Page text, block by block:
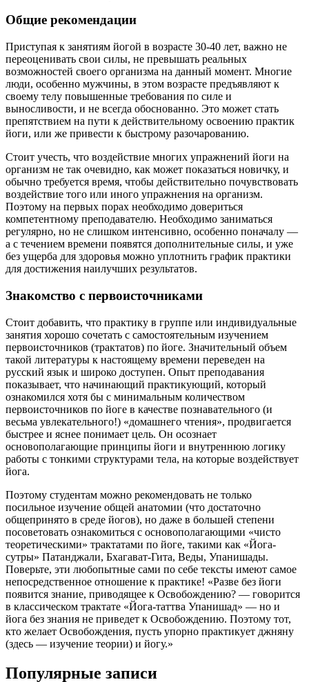
Общие рекомендации
Приступая к занятиям йогой в возрасте 30-40 лет, важно не
переоценивать свои силы, не превышать реальных
возможностей своего организма на данный момент. Многие
люди, особенно мужчины, в этом возрасте предъявляют к
своему телу повышенные требования по силе и
выносливости, и не всегда обоснованно. Это может стать
препятствием на пути к действительному освоению практик
йоги, или же привести к быстрому разочарованию.
Стоит учесть, что воздействие многих упражнений йоги на
организм не так очевидно, как может показаться новичку, и
обычно требуется время, чтобы действительно почувствовать
воздействие того или иного упражнения на организм.
Поэтому на первых порах необходимо довериться
компетентному преподавателю. Необходимо заниматься
регулярно, но не слишком интенсивно, особенно поначалу —
а с течением времени появятся дополнительные силы, и уже
без ущерба для здоровья можно уплотнить график практики
для достижения наилучших результатов.
Знакомство с первоисточниками
Стоит добавить, что практику в группе или индивидуальные
занятия хорошо сочетать с самостоятельным изучением
первоисточников (трактатов) по йоге. Значительный объем
такой литературы к настоящему времени переведен на
русский язык и широко доступен. Опыт преподавания
показывает, что начинающий практикующий, который
ознакомился хотя бы с минимальным количеством
первоисточников по йоге в качестве познавательного (и
весьма увлекательного!) «домашнего чтения», продвигается
быстрее и яснее понимает цель. Он осознает
основополагающие принципы йоги и внутреннюю логику
работы с тонкими структурами тела, на которые воздействует
йога.
Поэтому студентам можно рекомендовать не только
посильное изучение общей анатомии (что достаточно
общепринято в среде йогов), но даже в большей степени
посоветовать ознакомиться с основополагающими «чисто
теоретическими» трактатами по йоге, такими как «Йога-
сутры» Патанджали, Бхагават-Гита, Веды, Упанишады.
Поверьте, эти любопытные сами по себе тексты имеют самое
непосредственное отношение к практике! «Разве без йоги
появится знание, приводящее к Освобождению? — говорится
в классическом трактате «Йога-таттва Упанишад» — но и
йога без знания не приведет к Освобождению. Поэтому тот,
кто желает Освобождения, пусть упорно практикует джняну
(здесь — изучение теории) и йогу.»
Популярные записи